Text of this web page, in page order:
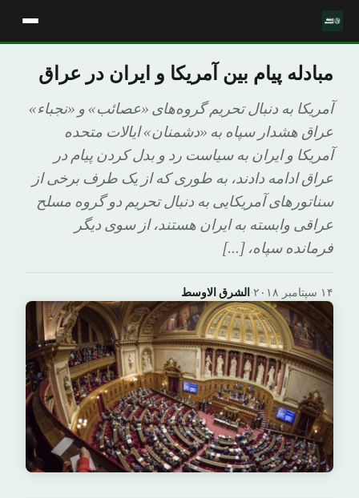
مبادله پیام بین آمریکا و ایران در عراق
آمریکا به دنبال تحریم گروه‌های «عصائب» و «نجباء»
عراق هشدار سپاه به «دشمنان» ایالات متحده
آمریکا و ایران به سیاست رد و بدل کردن پیام در
عراق ادامه دادند، به طوری که از یک طرف برخی از
سناتورهای آمریکایی به دنبال تحریم دو گروه‌ مسلح
عراقی وابسته به ایران هستند، از سوی دیگر
فرمانده سپاه، […]
الشرق الاوسط· ۱۴ سپتامبر ۲۰۱۸